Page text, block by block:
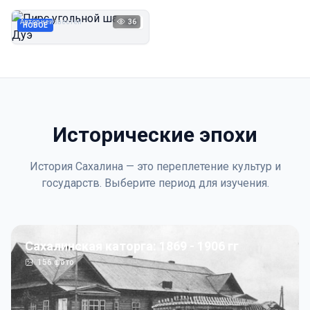
НОВОЕ 1923
Автор неизвестен 36
Исторические эпохи
История Сахалина — это переплетение культур и
государств. Выберите период для изучения.
Сахалинская каторга: 1869 - 1906 гг
156фото